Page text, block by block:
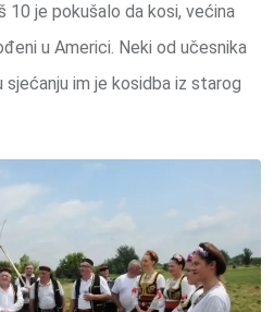
10 je pokušalo da kosi, većina
u Americi. Neki od učesnika
sjećanju im je kosidba iz starog